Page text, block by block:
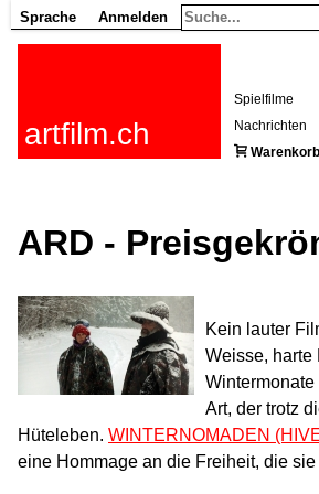
Sprache Anmelden
artfilm.ch
Spielfilme
Nachrichten
Warenkorb
ARD -
Kein lauter
Weisse, harte
Art, der trotz
Hüteleben. WINTERNOMADEN
eine Hommage an die Freiheit, die